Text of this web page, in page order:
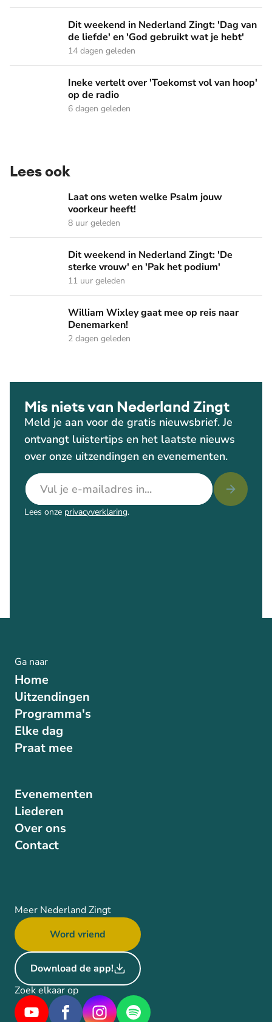
Dit weekend in Nederland Zingt: 'Dag van de liefde' en
Dit weekend in Nederland Zingt: 'Dag van
de liefde' en 'God gebruikt wat je hebt'
14 dagen geleden
Ineke vertelt over 'Toekomst vol van hoop' op de radio
Ineke vertelt over 'Toekomst vol van hoop'
op de radio
6 dagen geleden
Lees ook
Laat ons weten welke Psalm jouw voorkeur heeft!
Laat ons weten welke Psalm jouw
voorkeur heeft!
8 uur geleden
Dit weekend in Nederland Zingt: 'De sterke vrouw' en 'Pak
Dit weekend in Nederland Zingt: 'De
sterke vrouw' en 'Pak het podium'
11 uur geleden
William Wixley gaat mee op reis naar Denemarken!
William Wixley gaat mee op reis naar
Denemarken!
2 dagen geleden
Mis niets van Nederland Zingt
Meld je aan voor de gratis nieuwsbrief. Je
ontvangt luistertips en het laatste nieuws
over onze uitzendingen en evenementen.
E-mailadres
Lees onze privacyverklaring.
Ga naar
Home
Uitzendingen
Programma's
Elke dag
Praat mee
Evenementen
Liederen
Over ons
Contact
Meer Nederland Zingt
Word vriend
Download de app!
Zoek elkaar op